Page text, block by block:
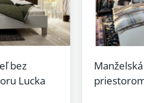
bez
Lucka